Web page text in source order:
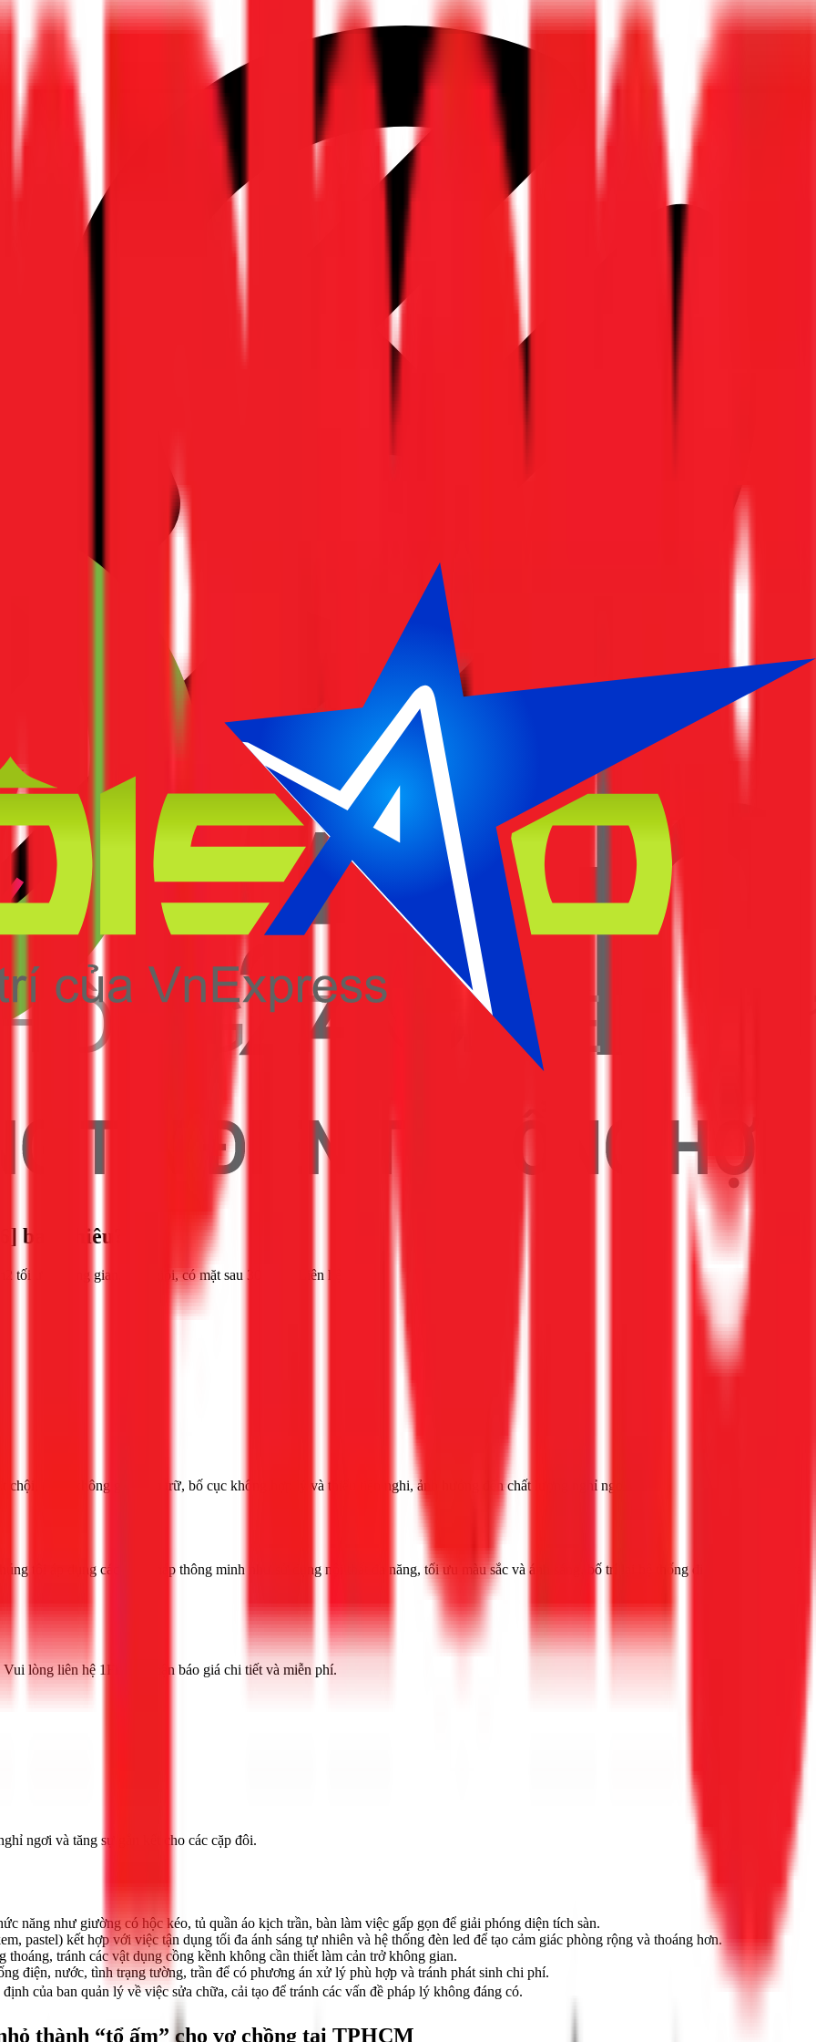
bao nhiêu?
tối ưu không gian. Thợ giỏi, có mặt sau 30 phút. Liên hệ 1Fix.
thiếu không gian lưu trữ, bố cục không hợp lý và thiếu tiện nghi, ảnh hưởng đến chất lượng nghỉ ngơi.
tôi áp dụng các giải pháp thông minh như sử dụng nội thất đa năng, tối ưu màu sắc và ánh sáng, bố trí lại hệ thống điện nước để tạo ra
lòng liên hệ 1Fix để nhận báo giá chi tiết và miễn phí.
ngơi và tăng sự gắn kết cho các cặp đôi.
năng như giường có hộc kéo, tủ quần áo kịch trần, bàn làm việc gấp gọn để giải phóng diện tích sàn.
pastel) kết hợp với việc tận dụng tối đa ánh sáng tự nhiên và hệ thống đèn led để tạo cảm giác phòng rộng và thoáng hơn.
tránh các vật dụng cồng kềnh không cần thiết làm cản trở không gian.
điện, nước, tình trạng tường, trần để có phương án xử lý phù hợp và tránh phát sinh chi phí.
của ban quản lý về việc sửa chữa, cải tạo để tránh các vấn đề pháp lý không đáng có.
thành “tổ ấm” cho vợ chồng tại TPHCM